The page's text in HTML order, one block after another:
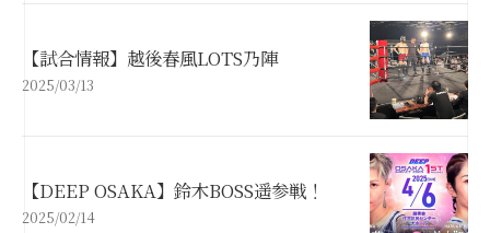
【試合情報】越後春風LOTS乃陣
2025/03/13
【DEEP OSAKA】鈴木BOSS遥参戦！
2025/02/14